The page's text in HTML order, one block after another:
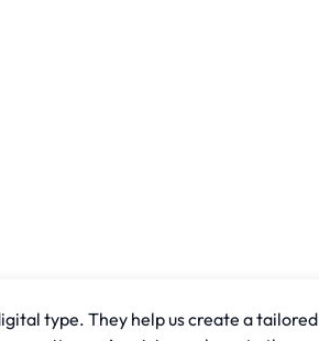
type. They help us create a tailored